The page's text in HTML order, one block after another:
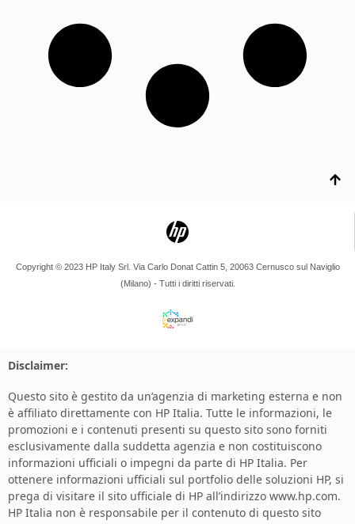
Copyright © 2023 HP Italy Srl. Via Carlo Donat Cattin 5, 20063 Cernusco sul Naviglio
(Milano) - Tutti i diritti riservati.
Disclaimer:
Questo sito è gestito da un’agenzia di marketing esterna e non
è affiliato direttamente con HP Italia. Tutte le informazioni, le
promozioni e i contenuti presenti su questo sito sono forniti
esclusivamente dalla suddetta agenzia e non costituiscono
informazioni ufficiali o impegni da parte di HP Italia. Per
ottenere informazioni ufficiali sul portfolio delle soluzioni HP, si
prega di visitare il sito ufficiale di HP all’indirizzo www.hp.com.
HP Italia non è responsabile per il contenuto di questo sito